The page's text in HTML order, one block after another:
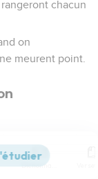
chacun
on
meurent point.
;